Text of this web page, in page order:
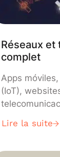
Réseaux et
complet
Apps
(IoT),
óptimo de
Lire la suite